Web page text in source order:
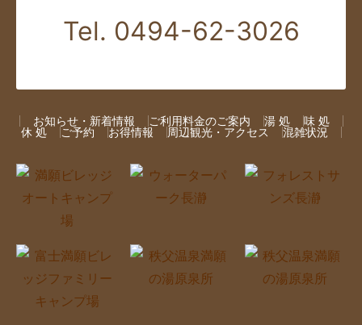
Tel. 0494-62-3026
お知らせ・新着情報 ご利用料金のご案内 湯 処
味 処
休 処
ご予約 お得情報 周辺観光・アクセス 混雑状況